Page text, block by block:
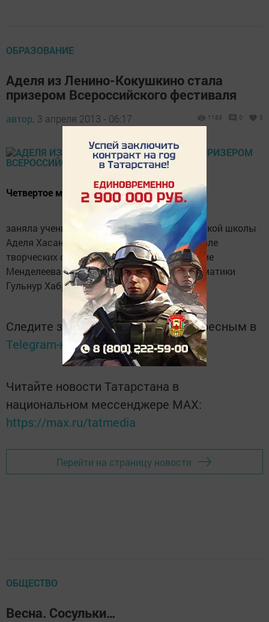
ОБРАЗОВАНИЕ
Аделя из Ленино-Кокушкино стала
призером Всероссийского фестиваля
автор, 3 апреля 2013 - 06:17 1183 0 0
Четвертое место
заняла ученица 8 класса Ленино-Кокушкинской школы
Аделя Хасанова во Всероссийском фестивале
творческих открытий и инициатив «Наследие
Менделеева» (руководитель - учитель математики
Гульнур Хабриева).
Следите за самым важным и интересным в
Telegram-канале Татмедиа
Читайте новости Татарстана в
национальном мессенджере MАХ:
https://max.ru/tatmedia
Перейти на страницу новости
ОБЩЕСТВО
Весна. Сосульки…